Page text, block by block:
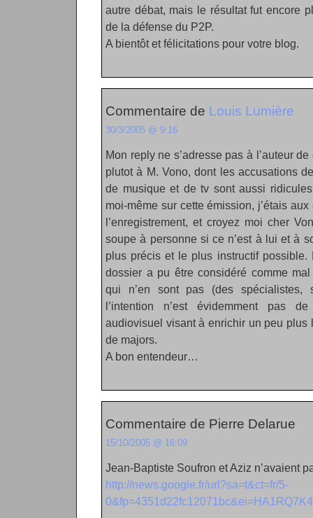
autre débat, mais le résultat fut encore
de la défense du P2P.
A bientôt et félicitations pour votre blog.
Commentaire de Louis Lumière
30/3/2005 @ 9:16
Mon reply ne s’adresse pas à l’auteur
plutot à M. Vono, dont les accusations
de musique et de tv sont aussi
moi-même sur cette émission, j’étais
l’enregistrement, et croyez moi cher
soupe à personne si ce n’est à lui et à
plus précis et le plus instructif possible.
dossier a pu être considéré comme
qui n’en sont pas (des spécialistes,
l’intention n’est évidemment pas
audiovisuel visant à enrichir un peu plus
de majors.
A bon entendeur…
Commentaire de Pierre Delarue
15/10/2005 @ 16:09
Jean-Baptiste Soufron et Aziz n’avaient
http://news.google.fr/url?sa=t&ct=fr/5-